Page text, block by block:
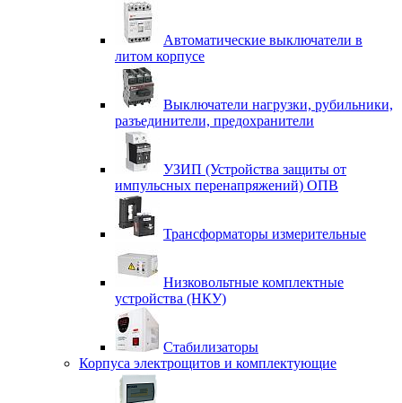
Автоматические выключатели в
литом корпусе
Выключатели нагрузки, рубильники,
разъединители, предохранители
УЗИП (Устройства защиты от
импульсных перенапряжений) ОПВ
Трансформаторы измерительные
Низковольтные комплектные
устройства (НКУ)
Стабилизаторы
Корпуса электрощитов и комплектующие